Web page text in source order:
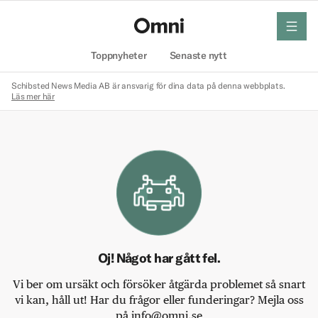
Toppnyheter Senaste nytt
meny
Schibsted News Media AB är ansvarig för dina data på denna webbplats.
Läs mer här
Oj! Något har gått fel.
Vi ber om ursäkt och försöker åtgärda problemet så snart
vi kan, håll ut! Har du frågor eller funderingar? Mejla oss